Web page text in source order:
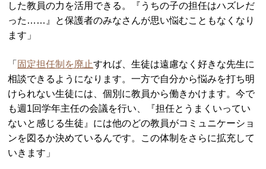
した教員の力を活用できる。『うちの子の担任はハズレだ
った……』と保護者のみなさんが思い悩むこともなくなり
ます」
「 固定担任制を廃止すれば、生徒は遠慮なく好きな先生に
相談できるようになります。一方で自分から悩みを打ち明
けられない生徒には、個別に教員から働きかけます。今で
も週1回学年主任の会議を行い、『担任とうまくいってい
ないと感じる生徒』には他のどの教員がコミュニケーショ
ンを図るか決めているんです。この体制をさらに拡充して
いきます」